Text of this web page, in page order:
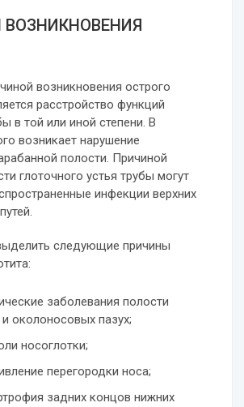
возникновения острого
расстройство функций
в той или иной степени. В
возникает нарушение
полости. Причиной
глоточного устья трубы могут
инфекции верхних
следующие причины
заболевания полости
околоносовых пазух;
носоглотки;
перегородки носа;
задних концов нижних